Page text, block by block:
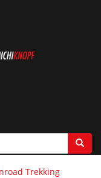
Trekking